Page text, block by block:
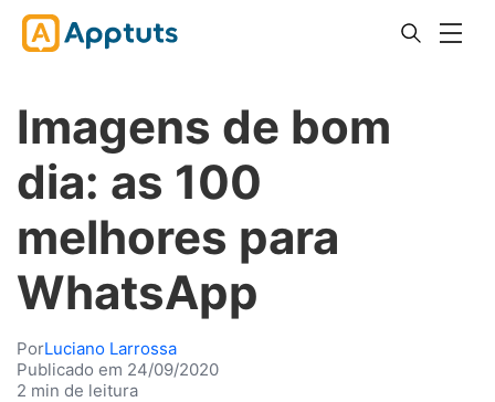
Imagens de bom
dia: as 100
melhores para
WhatsApp
PorLuciano Larrossa
Publicado em 24/09/2020
2 min de leitura